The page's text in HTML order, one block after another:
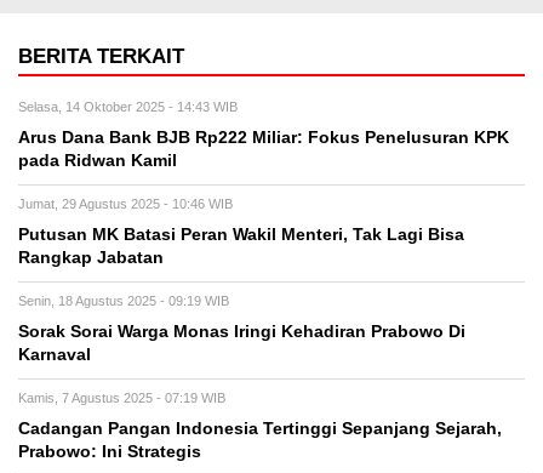
BERITA TERKAIT
Selasa, 14 Oktober 2025 - 14:43 WIB
Arus Dana Bank BJB Rp222 Miliar: Fokus Penelusuran KPK
pada Ridwan Kamil
Jumat, 29 Agustus 2025 - 10:46 WIB
Putusan MK Batasi Peran Wakil Menteri, Tak Lagi Bisa
Rangkap Jabatan
Senin, 18 Agustus 2025 - 09:19 WIB
Sorak Sorai Warga Monas Iringi Kehadiran Prabowo Di
Karnaval
Kamis, 7 Agustus 2025 - 07:19 WIB
Cadangan Pangan Indonesia Tertinggi Sepanjang Sejarah,
Prabowo: Ini Strategis